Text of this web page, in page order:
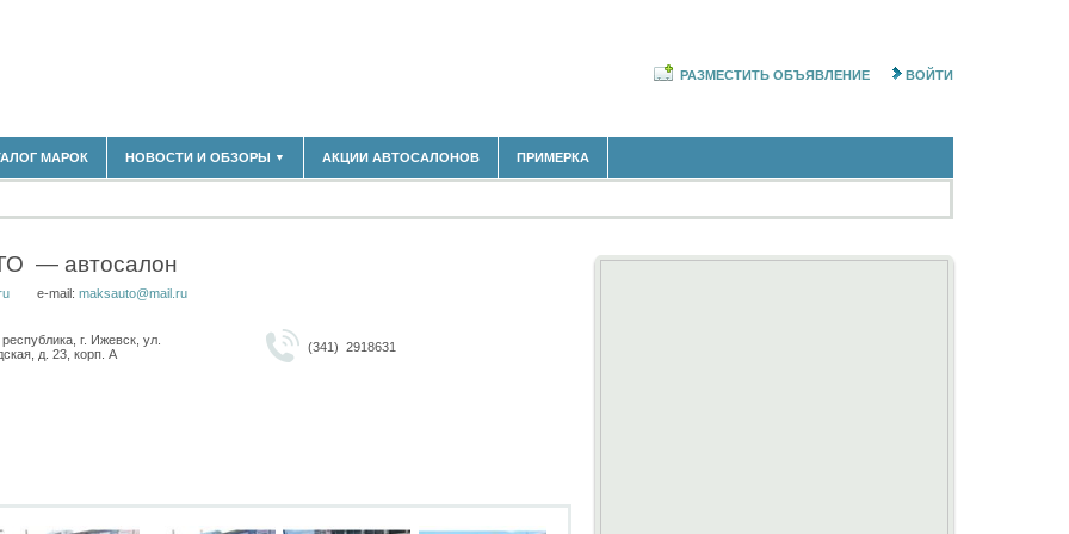
(14298)
РАЗМЕСТИТЬ ОБЪЯВЛЕНИЕ ВОЙТИ
МАРОК НОВОСТИ И ОБЗОРЫ ▼
МАТЕРИАЛЫ ПАРТНЕРОВ
ВЫСТАВКИ И АВТОСАЛОНЫ
АКЦИИ АВТОСАЛОНОВ ПРИМЕРКА
— автосалон
e-mail: maksauto@mail.ru
г. Ижевск, ул.
д. 23, корп. А
(341) 2918631